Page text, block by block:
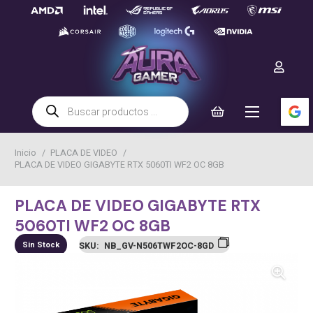
Búsqueda
de
productos
Inicio / PLACA DE VIDEO /
PLACA DE VIDEO GIGABYTE RTX 5060TI WF2 OC 8GB
PLACA DE VIDEO GIGABYTE RTX
5060TI WF2 OC 8GB
Sin Stock SKU: NB_GV-N506TWF2OC-8GD